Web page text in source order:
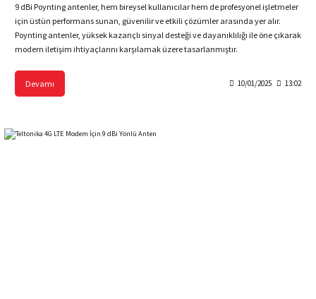
9 dBi Poynting antenler, hem bireysel kullanıcılar hem de profesyonel işletmeler
için üstün performans sunan, güvenilir ve etkili çözümler arasında yer alır.
Poynting antenler, yüksek kazançlı sinyal desteği ve dayanıklılığı ile öne çıkarak
modern iletişim ihtiyaçlarını karşılamak üzere tasarlanmıştır.
Devamı 10/01/2025 13:02